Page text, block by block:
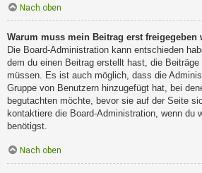
Nach oben
Warum muss mein Beitrag erst freigegeben
Die Board-Administration kann entschieden
dem du einen Beitrag erstellt hast, die
müssen. Es ist auch möglich, dass die
Gruppe von Benutzern hinzugefügt hat, bei
begutachten möchte, bevor sie auf der Seite
kontaktiere die Board-Administration, wenn du
benötigst.
Nach oben